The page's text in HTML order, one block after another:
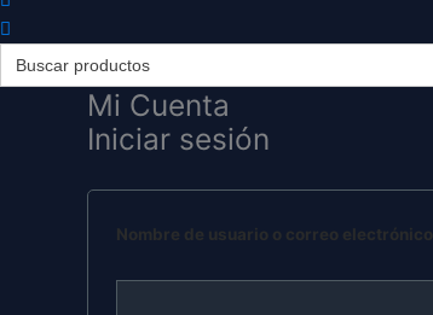
Search
for:
Mi Cuenta
Iniciar sesión
Nombre de usuario o correo electrónico